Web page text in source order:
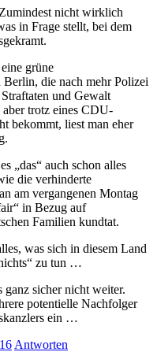
nicht wirklich
in Frage stellt, bei dem
grüne
die nach mehr Polizei
und Gewalt
aber trotz eines CDU-
bekommt, liest man eher
„das“ auch schon alles
die verhinderte
am vergangenen Montag
in Bezug auf
Familien kundtat.
was sich in diesem Land
zu tun …
ganz sicher nicht weiter.
potentielle Nachfolger
ein …
Antworten